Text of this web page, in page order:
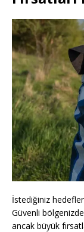
İstediğiniz
Güvenli
ancak büyük